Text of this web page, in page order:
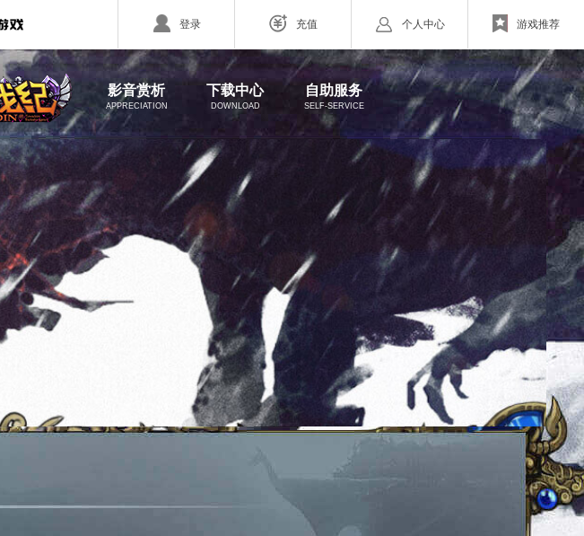
游戏推荐
个人中心
充值
登录
【醉八仙】新派回合制
八仙过海故事背景
【北欧战纪】北欧神话为世界观
小体量好上手
特色游戏
勇士无双
网页游戏
ZAZA超级英雄
影音赏析
APPRECIATION
游戏壁纸
游戏视频
下载中心
DOWNLOAD
游戏下载
补丁下载
自助服务
SELF-SERVICE
玩家交流